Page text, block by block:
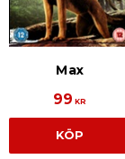
Max
99 KR
KÖP